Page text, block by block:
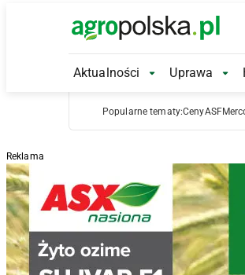
Main Logo
Aktualności Aktualności
Uprawa
Popularne tematy:CenyASF
Reklama